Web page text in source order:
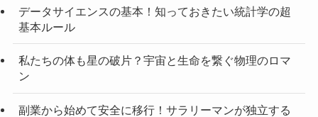
データサイエンスの基本！知っておきたい統計学の超
基本ルール
私たちの体も星の破片？宇宙と生命を繋ぐ物理のロマ
ン
副業から始めて安全に移行！サラリーマンが独立する